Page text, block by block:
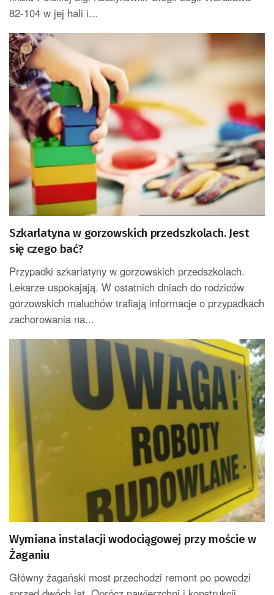
82-104 w jej hali i...
Szkarlatyna w gorzowskich przedszkolach. Jest
się czego bać?
Przypadki szkarlatyny w gorzowskich przedszkolach.
Lekarze uspokajają. W ostatnich dniach do rodziców
gorzowskich maluchów trafiają informacje o przypadkach
zachorowania na...
Wymiana instalacji wodociągowej przy moście w
Żaganiu
Główny żagański most przechodzi remont po powodzi